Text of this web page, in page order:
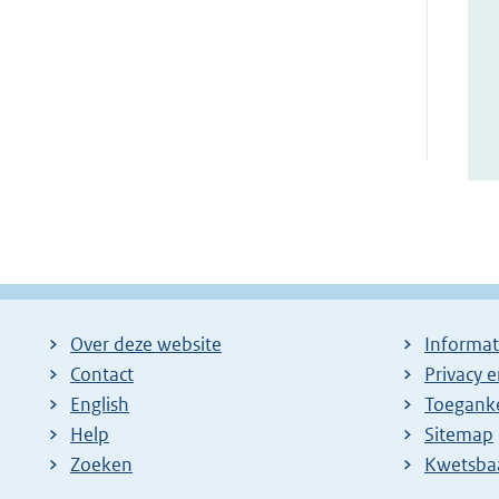
Over deze website
Contact
English
Help
Zoeken
Privacy
Sitemap
E